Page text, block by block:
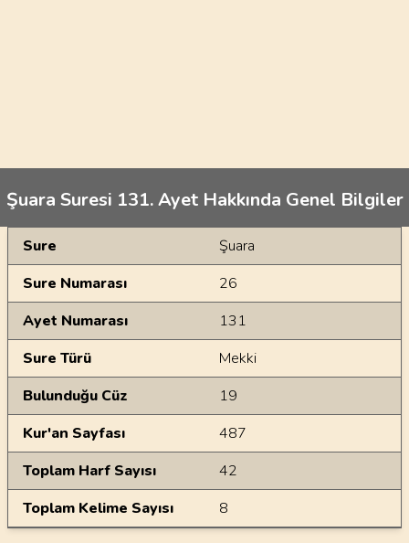
Şuara Suresi 131. Ayet Hakkında Genel Bilgiler
Genel Bilgiler
Sure
Şuara
Sure Numarası
26
Ayet Numarası
131
Sure Türü
Mekki
Bulunduğu Cüz
19
Kur'an Sayfası
487
Toplam Harf Sayısı
42
Toplam Kelime Sayısı
8